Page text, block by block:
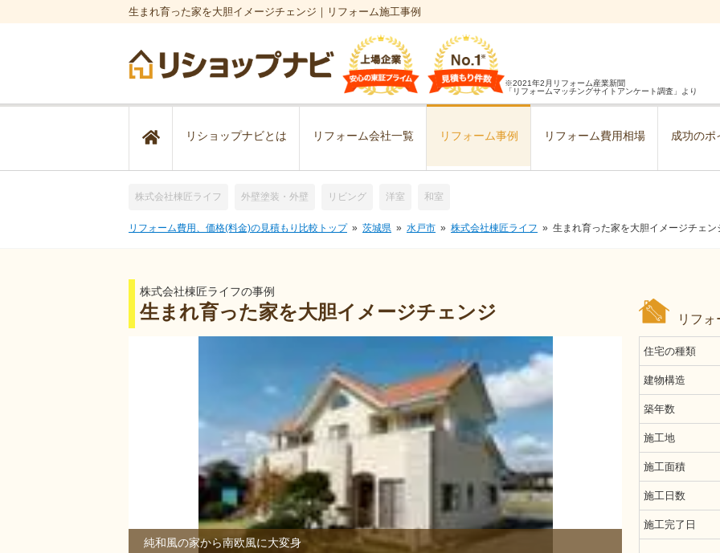
生まれ育った家を大胆イメージチェンジ｜リフォーム施工事例
※2021年2月リフォーム産業新聞
「リフォームマッチングサイトアンケート調査」より
リショップナビとは リフォーム会社一覧 リフォーム事例 リフォーム費用相場 成功のポ
株式会社棟匠ライフ 外壁塗装・外壁 リビング 洋室 和室
リフォーム費用、価格(料金)の見積もり比較トップ 茨城県 水戸市 株式会社棟匠ライフ 生まれ育った家を大胆イメージチェン
株式会社棟匠ライフの事例
生まれ育った家を大胆イメージチェンジ リフ
純和風の家から南欧風に大変身 純和風の家か
住宅の種類
建物構造
築年数
施工地
施工面積
施工日数
施工完了日